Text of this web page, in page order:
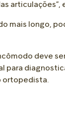
articulações”,
mais longo,
deve
para
ortopedista.